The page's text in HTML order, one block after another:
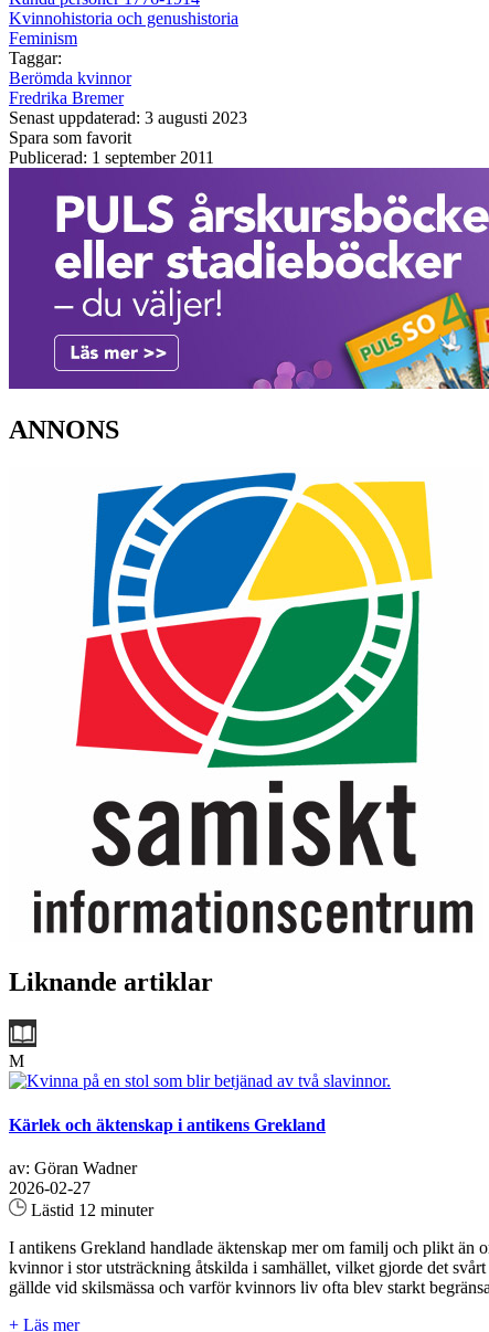
Kvinnohistoria och genushistoria
Feminism
Taggar:
Berömda kvinnor
Fredrika Bremer
Senast uppdaterad: 3 augusti 2023
Spara som favorit
Publicerad: 1 september 2011
ANNONS
Liknande artiklar
M
Kärlek och äktenskap i antikens Grekland
av: Göran Wadner
2026-02-27
Lästid 12 minuter
I antikens Grekland handlade äktenskap mer om familj och plikt än
kvinnor i stor utsträckning åtskilda i samhället, vilket gjorde det
gällde vid skilsmässa och varför kvinnors liv ofta blev starkt
+ Läs mer